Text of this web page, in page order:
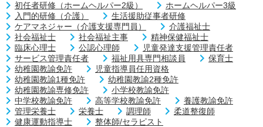
初任者研修（ホームヘルパー2級）
ホームヘルパー3級
入門的研修（介護）
生活援助従事者研修
ケアマネジャー（介護支援専門員）
介護福祉士
社会福祉士
社会福祉主事
精神保健福祉士
臨床心理士
公認心理師
児童発達支援管理責任者
サービス管理責任者
福祉用具専門相談員
保育士
幼稚園教諭免許
児童指導員任用資格
幼稚園教諭1種免許
幼稚園教諭2種免許
幼稚園教諭専修免許
小学校教諭免許
中学校教諭免許
高等学校教諭免許
養護教諭免許
管理栄養士
栄養士 調理師
柔道整復師
健康運動指導士
整体師/セラピスト